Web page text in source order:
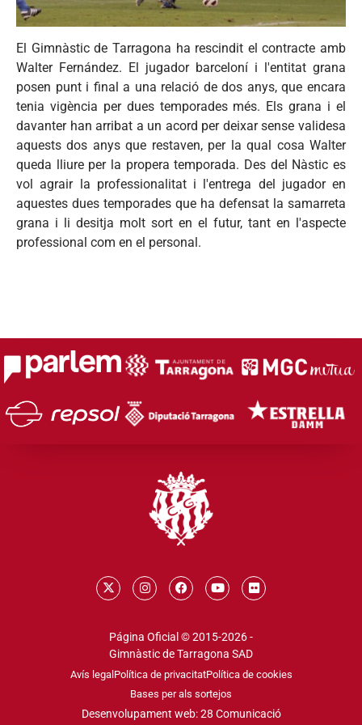
El Gimnàstic de Tarragona ha rescindit el contracte amb
Walter Fernández. El jugador barceloní i l'entitat grana
posen punt i final a una relació de dos anys, que encara
tenia vigència per dues temporades més. Els grana i el
davanter han arribat a un acord per deixar sense validesa
aquests dos anys que restaven, per la qual cosa Walter
queda lliure per la propera temporada. Des del Nàstic es
vol agrair la professionalitat i l'entrega del jugador en
aquestes dues temporades que ha defensat la samarreta
grana i li desitja molt sort en el futur, tant en l'aspecte
professional com en el personal.
Página Oficial © 2015-2026 -
Gimnàstic de Tarragona SAD
Avís legal Política de privacitatPolítica de cookies
Bases per als sortejos
Desenvolupament web: 28 Comunicació